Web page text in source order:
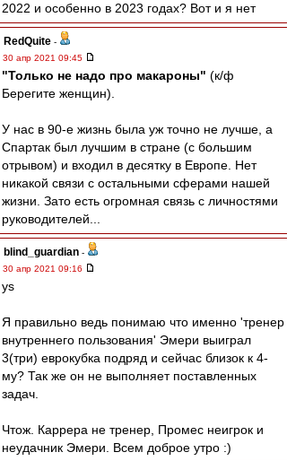
2022 и особенно в 2023 годах? Вот и я нет
RedQuite -
30 апр 2021 09:45
"Только не надо про макароны" (к/ф
Берегите женщин).
У нас в 90-е жизнь была уж точно не лучше, а
Спартак был лучшим в стране (с большим
отрывом) и входил в десятку в Европе. Нет
никакой связи с остальными сферами нашей
жизни. Зато есть огромная связь с личностями
руководителей...
blind_guardian -
30 апр 2021 09:16
ys
Я правильно ведь понимаю что именно 'тренер
внутреннего пользования' Эмери выиграл
3(три) еврокубка подряд и сейчас близок к 4-
му? Так же он не выполняет поставленных
задач.
Чтож. Каррера не тренер, Промес неигрок и
неудачник Эмери. Всем доброе утро :)